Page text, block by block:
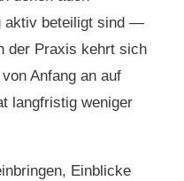
aktiv beteiligt sind —
der Praxis kehrt sich
Anfang an auf
langfristig weniger
Einblicke